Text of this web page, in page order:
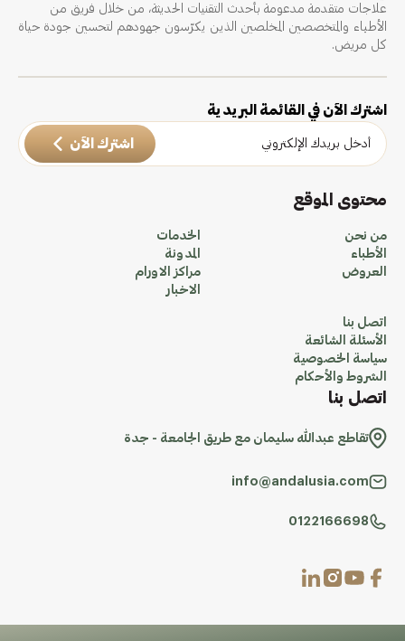
علاجات متقدمة مدعومة بأحدث التقنيات الحديثة، من خلال فريق من
الأطباء والمتخصصين المخلصين الذين يكرّسون جهودهم لتحسين جودة حياة
كل مريض.
اشترك الآن في القائمة البريدية
اشترك الآن
محتوى الموقع
من نحن
الأطباء
العروض
الخدمات
المدونة
مراكز الاورام
الاخبار
اتصل بنا
الأسئلة الشائعة
سياسة الخصوصية
الشروط والأحكام
اتصل بنا
تقاطع عبدالله سليمان مع طريق الجامعة - جدة
info@andalusia.com
0122166698